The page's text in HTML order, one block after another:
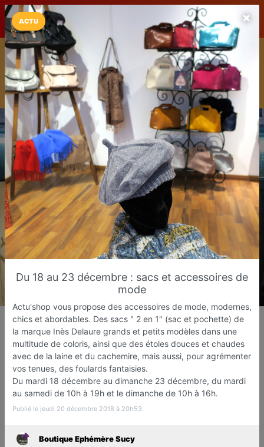
LaCarte LaCarte sur
Play Store
Installez l'App LaCarte
Téléchargez gratuitement l'app LaCarte pour suivre vos
commerces favoris et ne rien rater !
Télécharger Plus tard
Boutique Ephémère Sucy
Boutique Éphémère
Sucy-en-Brie
Favori Contacter
ACTU
Du 18 au 23 décembre : sacs et accessoires de
mode
Actu'shop vous propose des accessoires de mode, modernes,
chics et abordables. Des sacs " 2 en 1" (sac et pochette) de
la marque Inès Delaure grands et petits modèles dans une
multitude de coloris, ainsi que des étoles douces et chaudes
avec de la laine et du cachemire, mais aussi, pour agrémenter
vos tenues, des foulards fantaisies.
Du mardi 18 décembre au dimanche 23 décembre, du mardi
au samedi de 10h à 19h et le dimanche de 10h à 16h.
Publié le jeudi 20 décembre 2018 à 20h53
Boutique Ephémère Sucy